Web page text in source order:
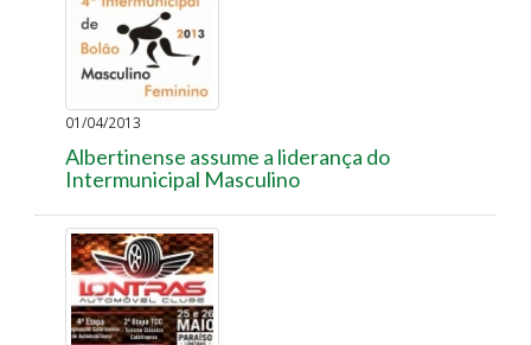
01/04/2013
Albertinense assume a liderança do
Intermunicipal Masculino